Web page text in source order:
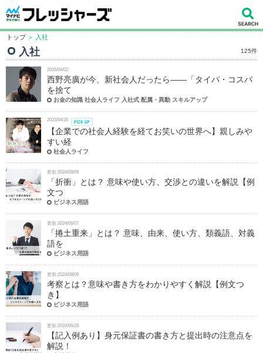
トップ ＞ 入社
入社 125件
2026/04/02
西野亮廣が今、新社会人だったら――「タイパ・コスパ
を捨て
お金の知識 社会人ライフ 入社式 配属・異動 スキルアップ
2023/04/26
【企業での社会人経験を経てお笑いの世界へ】親しみや
すい経
社会人ライフ
更新:2024/08/09
「折衝」とは？ 意味や使い方、交渉との違いを解説【例
文つ
ビジネス用語
更新:2024/06/07
「捲土重来」とは？ 意味、由来、使い方、類義語、対義
語を
ビジネス用語
更新:2024/08/09
考察とは？意味や書き方をわかりやすく解説【例文つ
き】
ビジネス用語
更新:2024/06/28
【記入例あり】身元保証書の書き方と提出時の注意点を
解説！